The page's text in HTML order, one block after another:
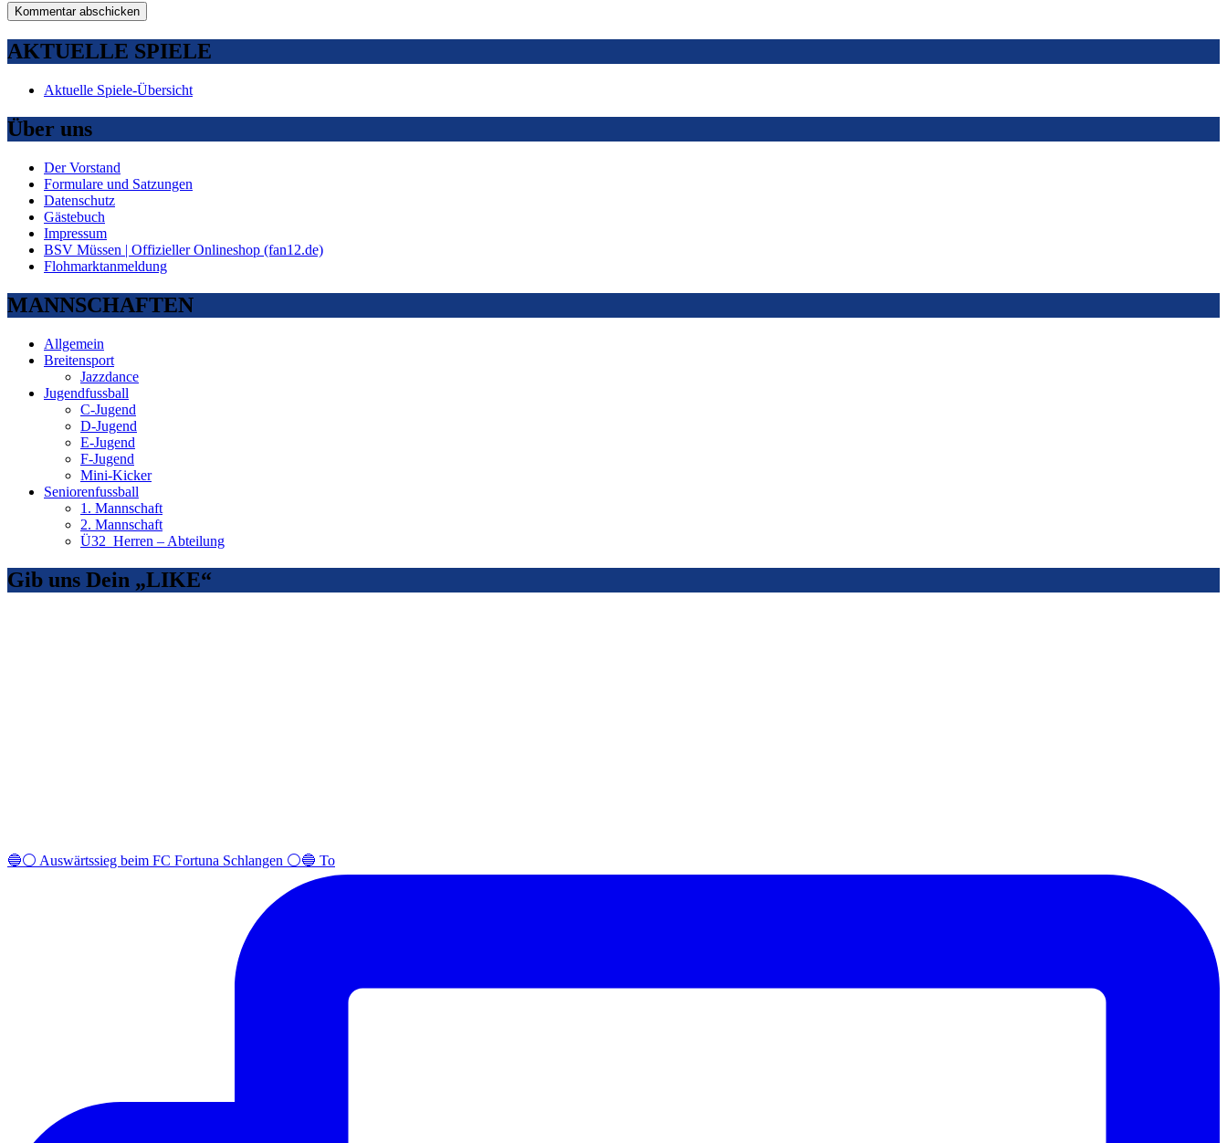
AKTUELLE SPIELE
Aktuelle Spiele-Übersicht
Über uns
Der Vorstand
Formulare und Satzungen
Datenschutz
Gästebuch
Impressum
BSV Müssen | Offizieller Onlineshop (fan12.de)
Flohmarktanmeldung
MANNSCHAFTEN
Allgemein
Breitensport
Jazzdance
Jugendfussball
C-Jugend
D-Jugend
E-Jugend
F-Jugend
Mini-Kicker
Seniorenfussball
1. Mannschaft
2. Mannschaft
Ü32_Herren – Abteilung
Gib uns Dein „LIKE“
🔵⚪️ Auswärtssieg beim FC Fortuna Schlangen ⚪️🔵 To